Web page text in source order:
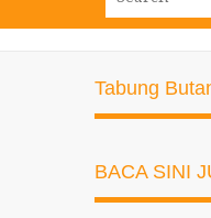
Tabung
BACA SINI